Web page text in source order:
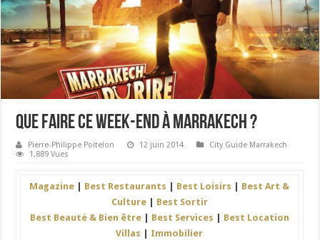
Que faire ce week-end à Marrakech ?
Pierre-Philippe Poitelon 12 juin 2014
City Guide Marrakech
1,889 Vues
Magazine Best Restaurants Best Loisirs
Best Art &
Culture| Best Sortir
Best Beauté & Bien être| Best Services
Best Location
Villas
Immobilier